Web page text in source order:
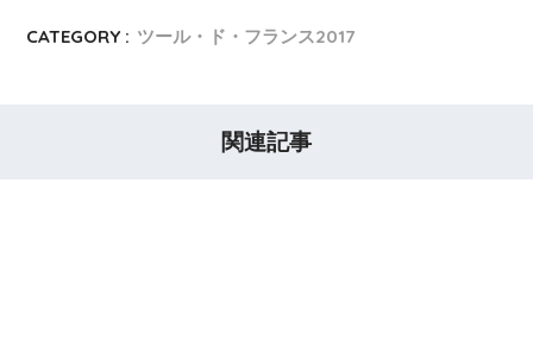
CATEGORY : ツール・ド・フランス2017
関連記事